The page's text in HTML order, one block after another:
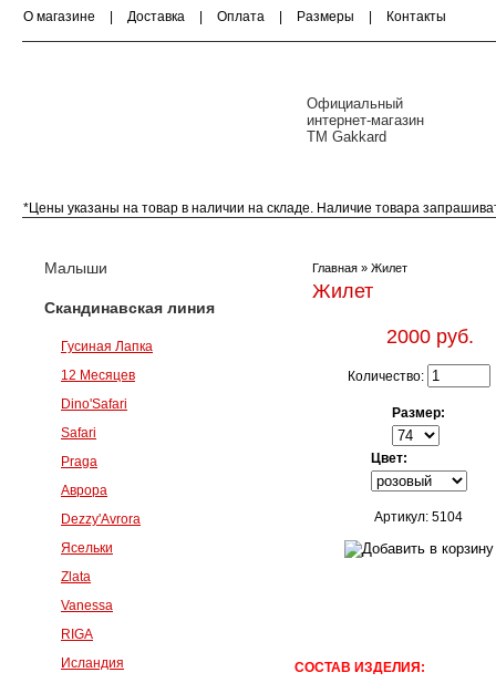
О магазине Доставка Оплата Размеры Контакты
Официальный
интернет-магазин
ТМ Gakkard
*Цены указаны на товар в наличии на складе. Наличие товара
Малыши
Скандинавская линия
Гусиная Лапка
12 Месяцев
Dino'Safari
Safari
Praga
Аврора
Dezzy'Avrora
Ясельки
Zlata
Vanessa
RIGA
Исландия
Главная » Жилет
Жилет
2000 руб.
Количество:
Размер:
Цвет:
Артикул: 5104
СОСТАВ ИЗДЕЛИЯ: